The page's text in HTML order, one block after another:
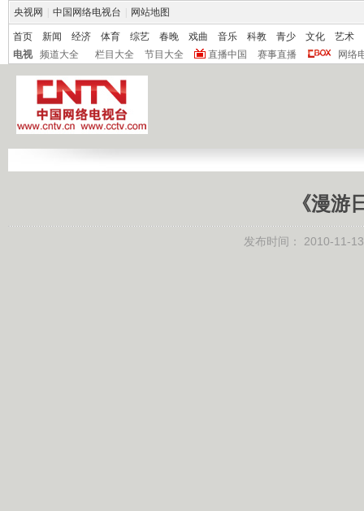
央视网 中国网络电视台 网站地图
首页 新闻 经济 体育 综艺 春晚 戏曲 音乐 科教 青少 文化
艺术
电视
频道大全 栏目大全 节目大全 直播中国 赛事直播 网络
《漫游
发布时间： 2010-11-